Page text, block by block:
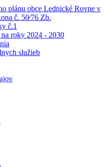
plánu obce Lednické Rovne v
č. 50⁄76 Zb.
č.1
roky 2024 - 2030
služieb